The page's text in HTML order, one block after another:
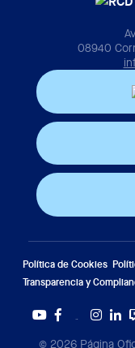
08940
Política de Cookies
Transparencia y
© 2026 Página